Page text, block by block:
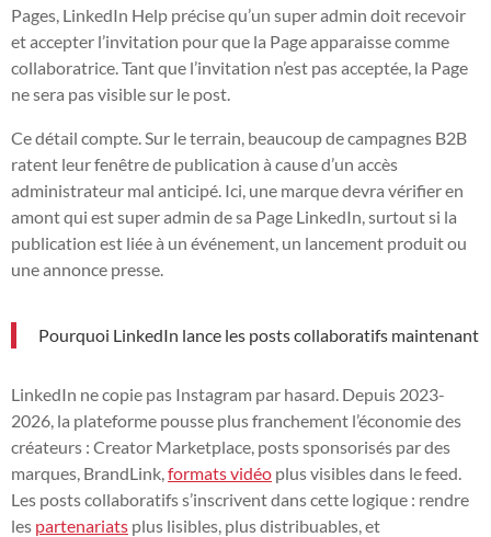
Pages, LinkedIn Help précise qu’un super admin doit recevoir
et accepter l’invitation pour que la Page apparaisse comme
collaboratrice. Tant que l’invitation n’est pas acceptée, la Page
ne sera pas visible sur le post.
Ce détail compte. Sur le terrain, beaucoup de campagnes B2B
ratent leur fenêtre de publication à cause d’un accès
administrateur mal anticipé. Ici, une marque devra vérifier en
amont qui est super admin de sa Page LinkedIn, surtout si la
publication est liée à un événement, un lancement produit ou
une annonce presse.
Pourquoi LinkedIn lance les posts collaboratifs maintenant
LinkedIn ne copie pas Instagram par hasard. Depuis 2023-
2026, la plateforme pousse plus franchement l’économie des
créateurs : Creator Marketplace, posts sponsorisés par des
marques, BrandLink, formats vidéo plus visibles dans le feed.
Les posts collaboratifs s’inscrivent dans cette logique : rendre
les partenariats plus lisibles, plus distribuables, et